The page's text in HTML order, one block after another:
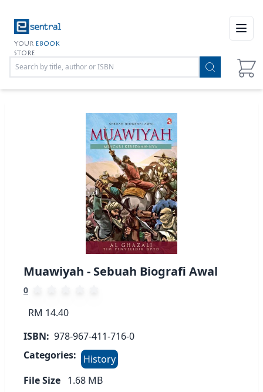
YOUR EBOOK
STORE
Muawiyah - Sebuah Biografi Awal
0
RM 14.40
ISBN: 978-967-411-716-0
Categories:
History
File Size 1.68 MB